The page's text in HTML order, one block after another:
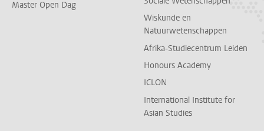
Master Open Dag
Wiskunde en
Natuurwetenschappen
Afrika-Studiecentrum Leiden
Honours Academy
ICLON
International Institute for
Asian Studies